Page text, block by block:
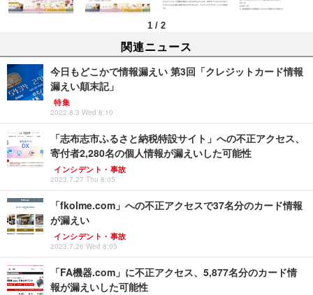
1 / 2
関連ニュース
今日もどこかで情報漏えい 第3回「クレジットカード情報
漏えい顛末記」
特集
2022.8.3 Wed 8:10
「志布志市ふるさと納税特設サイト」への不正アクセス、
寄付者2,280名の個人情報が漏えいした可能性
インシデント・事故
2023.7.27 Thu 8:05
「fkolme.com」への不正アクセスで37名分のカード情報
が漏えい
インシデント・事故
2023.7.26 Wed 8:05
「FA機器.com」に不正アクセス、5,877名分のカード情
報が漏えいした可能性